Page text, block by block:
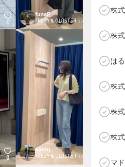
株
株
は
株
株
株
マ
1
funaP
0
Satou
0